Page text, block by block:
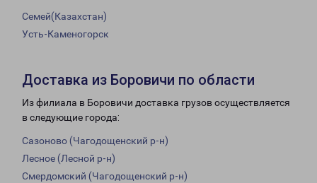
Семей(Казахстан)
Усть-Каменогорск
Доставка из Боровичи по области
Из филиала в Боровичи доставка грузов осуществляется
в следующие города:
Сазоново (Чагодощенский р-н)
Лесное (Лесной р-н)
Смердомский (Чагодощенский р-н)